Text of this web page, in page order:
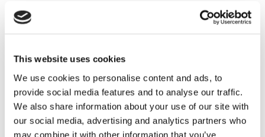
This website uses cookies
We use cookies to personalise content and ads, to
provide social media features and to analyse our traffic.
We also share information about your use of our site with
our social media, advertising and analytics partners who
may combine it with other information that you’ve
Türkei Kliniken
Thailand Kliniken
Colombia Kliniken
Beliebte Behandlungen in Türkei
Gastric Sleeve Türkei
Nasenkorrektur Türkei